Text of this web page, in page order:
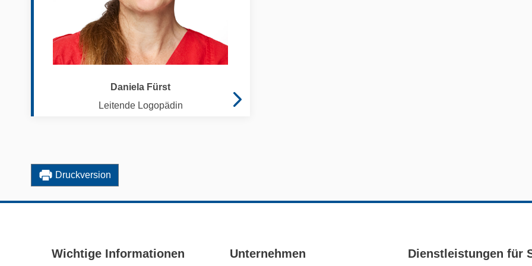
n
g
a
u
w
a
Daniela Fürst
Leitende Logopädin
Druckversion
Wichtige Informationen Unternehmen Dienstleistungen für